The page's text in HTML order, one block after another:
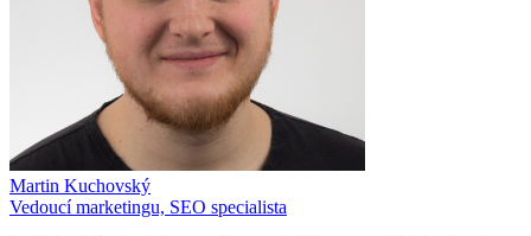
Martin Kuchovský
Vedoucí marketingu, SEO specialista